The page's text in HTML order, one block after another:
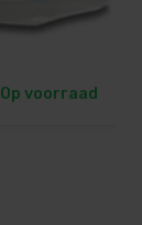
Op voorraad